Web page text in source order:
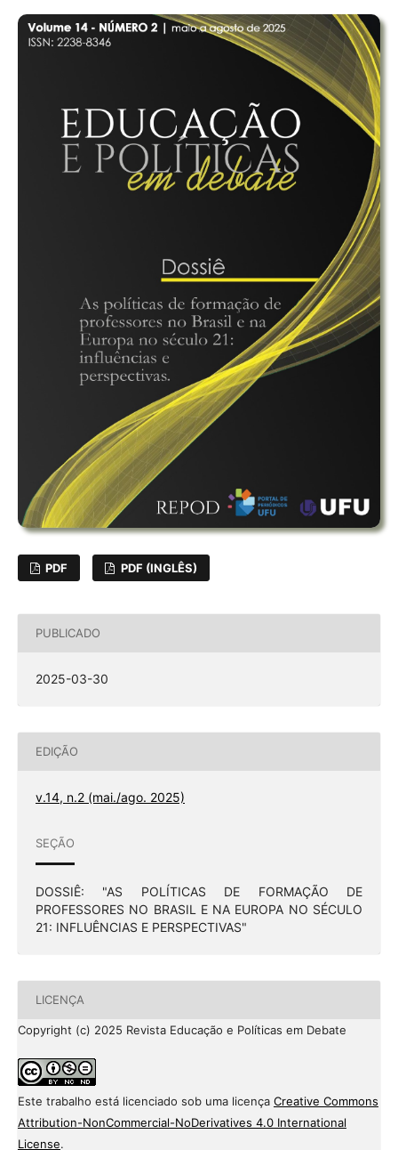
PDF PDF (INGLÊS)
PUBLICADO
2025-03-30
EDIÇÃO
v.14, n.2 (mai./ago. 2025)
SEÇÃO
DOSSIÊ: "AS POLÍTICAS DE FORMAÇÃO DE
PROFESSORES NO BRASIL E NA EUROPA NO SÉCULO
21: INFLUÊNCIAS E PERSPECTIVAS"
LICENÇA
Copyright (c) 2025 Revista Educação e Políticas em Debate
Este trabalho está licenciado sob uma licença Creative Commons
Attribution-NonCommercial-NoDerivatives 4.0 International
License.